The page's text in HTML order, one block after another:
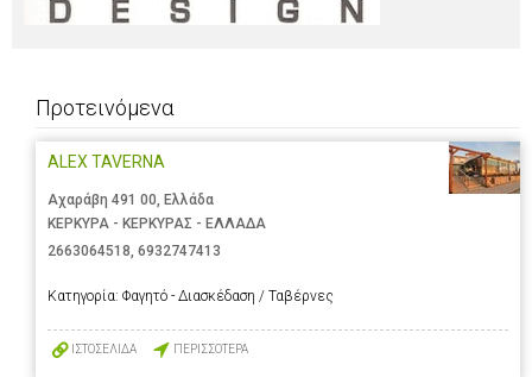
Προτεινόμενα
ALEX TAVERNA
Αχαράβη 491 00, Ελλάδα
ΚΕΡΚΥΡΑ - ΚΕΡΚΥΡΑΣ - ΕΛΛΑΔΑ
2663064518 6932747413
Κατηγορία: Φαγητό - Διασκέδαση / Ταβέρνες
ΙΣΤΟΣΕΛΙΔΑ ΠΕΡΙΣΣΟΤΕΡΑ